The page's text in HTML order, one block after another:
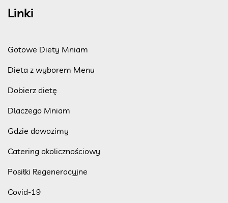
Linki
Gotowe Diety Mniam
Dieta z wyborem Menu
Dobierz dietę
Dlaczego Mniam
Gdzie dowozimy
Catering okolicznościowy
Posiłki Regeneracyjne
Covid-19